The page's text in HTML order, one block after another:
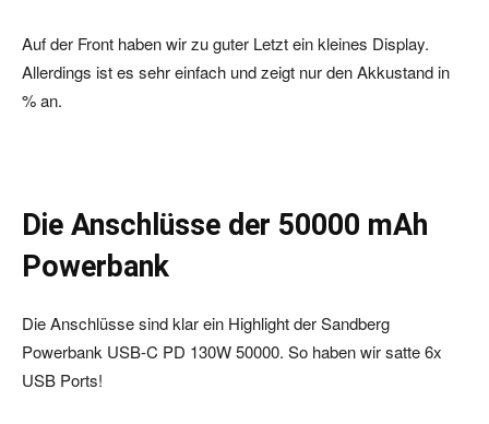
Auf der Front haben wir zu guter Letzt ein kleines Display.
Allerdings ist es sehr einfach und zeigt nur den Akkustand in
% an.
Die Anschlüsse der 50000 mAh
Powerbank
Die Anschlüsse sind klar ein Highlight der Sandberg
Powerbank USB-C PD 130W 50000. So haben wir satte 6x
USB Ports!